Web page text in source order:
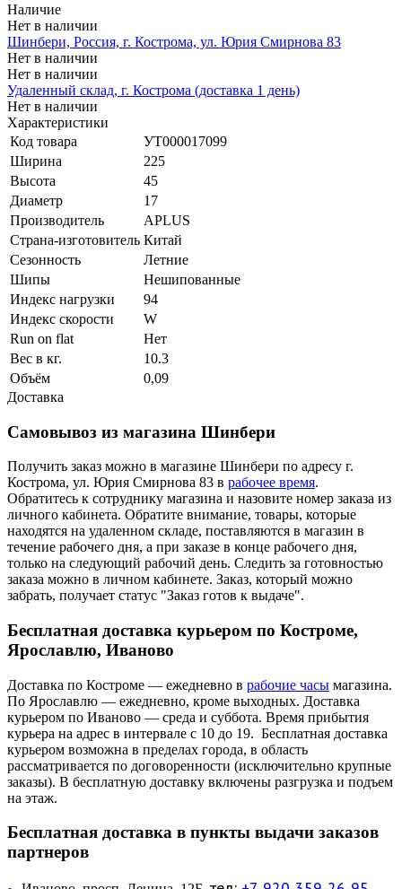
Наличие
Нет в наличии
Шинбери, Россия, г. Кострома, ул. Юрия Смирнова 83
Нет в наличии
Нет в наличии
Удаленный склад, г. Кострома (доставка 1 день)
Нет в наличии
Характеристики
Код товара
УТ000017099
Ширина
225
Высота
45
Диаметр
17
Производитель
APLUS
Страна-изготовитель Китай
Сезонность
Летние
Шипы
Нешипованные
Индекс нагрузки
94
Индекс скорости
W
Run on flat
Нет
Вес в кг.
10.3
Объём
0,09
Доставка
Самовывоз из магазина Шинбери
Получить заказ можно в магазине Шинбери по адресу г.
Кострома, ул. Юрия Смирнова 83 в рабочее время.
Обратитесь к сотруднику магазина и назовите номер заказа из
личного кабинета. Обратите внимание, товары, которые
находятся на удаленном складе, поставляются в магазин в
течение рабочего дня, а при заказе в конце рабочего дня,
только на следующий рабочий день. Следить за готовностью
заказа можно в личном кабинете. Заказ, который можно
забрать, получает статус "Заказ готов к выдаче".
Бесплатная доставка курьером по Костроме,
Ярославлю, Иваново
Доставка по Костроме — ежедневно в рабочие часы магазина.
По Ярославлю — ежедневно, кроме выходных. Доставка
курьером по Иваново — среда и суббота. Время прибытия
курьера на адрес в интервале с 10 до 19. Бесплатная доставка
курьером возможна в пределах города, в область
рассматривается по договоренности (исключительно крупные
заказы). В бесплатную доставку включены разгрузка и подъем
на этаж.
Бесплатная доставка в пункты выдачи заказов
партнеров